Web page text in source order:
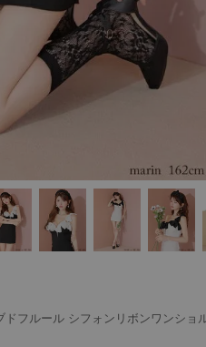
ドフルール シフォンリボンワンショ